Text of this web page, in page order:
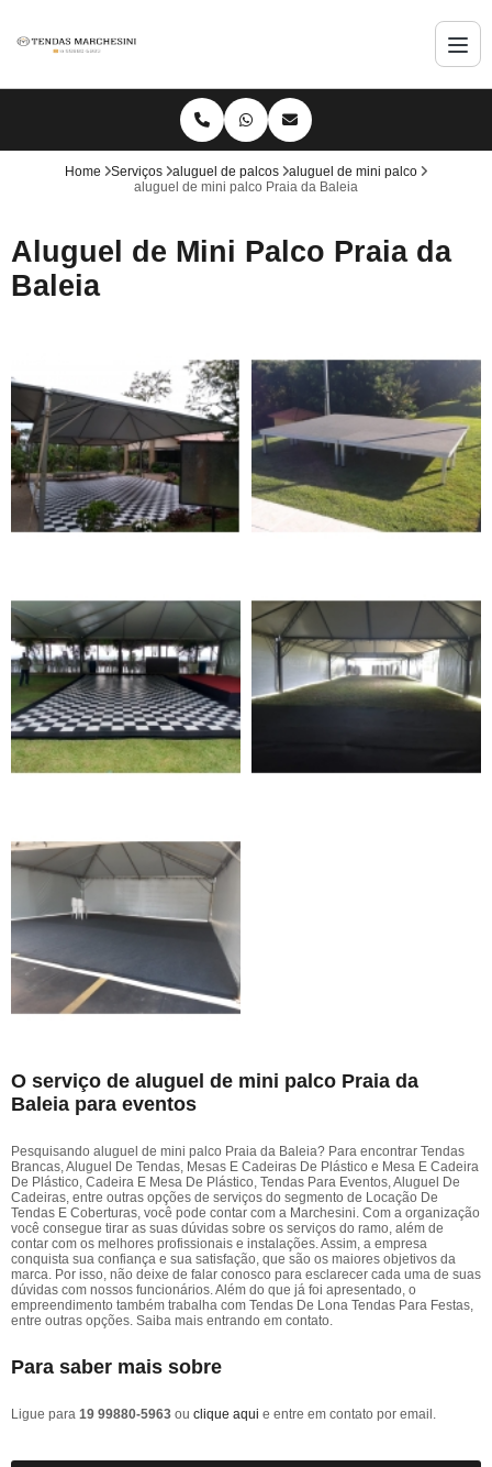
Home Serviços aluguel de palcos
aluguel de mini palco
aluguel de mini palco Praia da Baleia
Aluguel de Mini Palco Praia da
Baleia
O serviço de aluguel de mini palco Praia da
Baleia para eventos
Pesquisando aluguel de mini palco Praia da Baleia? Para encontrar Tendas
Brancas, Aluguel De Tendas, Mesas E Cadeiras De Plástico e Mesa E Cadeira
De Plástico, Cadeira E Mesa De Plástico, Tendas Para Eventos, Aluguel De
Cadeiras, entre outras opções de serviços do segmento de Locação De
Tendas E Coberturas, você pode contar com a Marchesini. Com a organização
você consegue tirar as suas dúvidas sobre os serviços do ramo, além de
contar com os melhores profissionais e instalações. Assim, a empresa
conquista sua confiança e sua satisfação, que são os maiores objetivos da
marca. Por isso, não deixe de falar conosco para esclarecer cada uma de suas
dúvidas com nossos funcionários. Além do que já foi apresentado, o
empreendimento também trabalha com Tendas De Lona Tendas Para Festas,
entre outras opções. Saiba mais entrando em contato.
Para saber mais sobre
Ligue para 19 99880-5963 ou clique aqui e entre em contato por email.